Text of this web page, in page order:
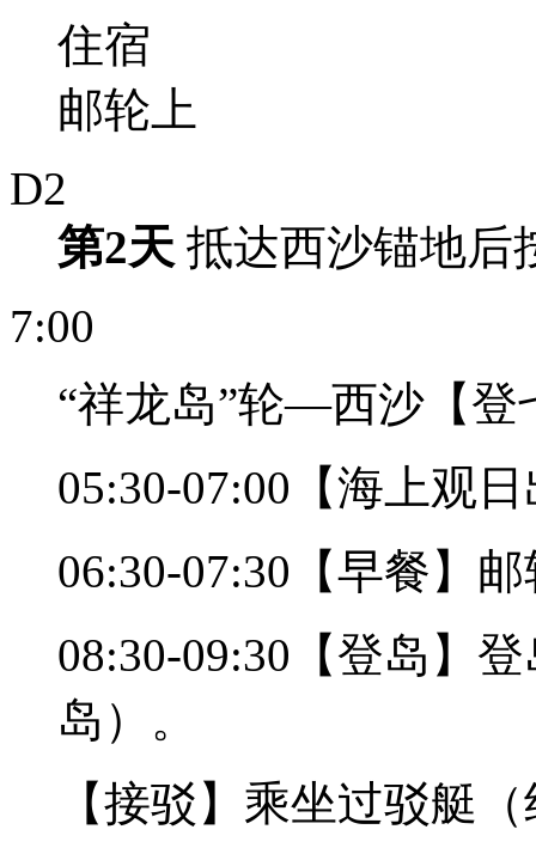
住宿
邮轮上
D2
第2天 抵达西沙锚地后
7:00
“祥龙岛”轮—西沙【登
05:30-07:00【海上观
06:30-07:30【早餐】
08:30-09:30【登岛】
岛）。
【接驳】乘坐过驳艇